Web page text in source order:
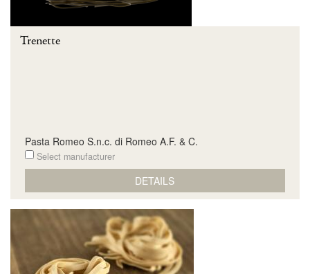
Trenette
Pasta Romeo S.n.c. di Romeo A.F. & C.
Select manufacturer
DETAILS